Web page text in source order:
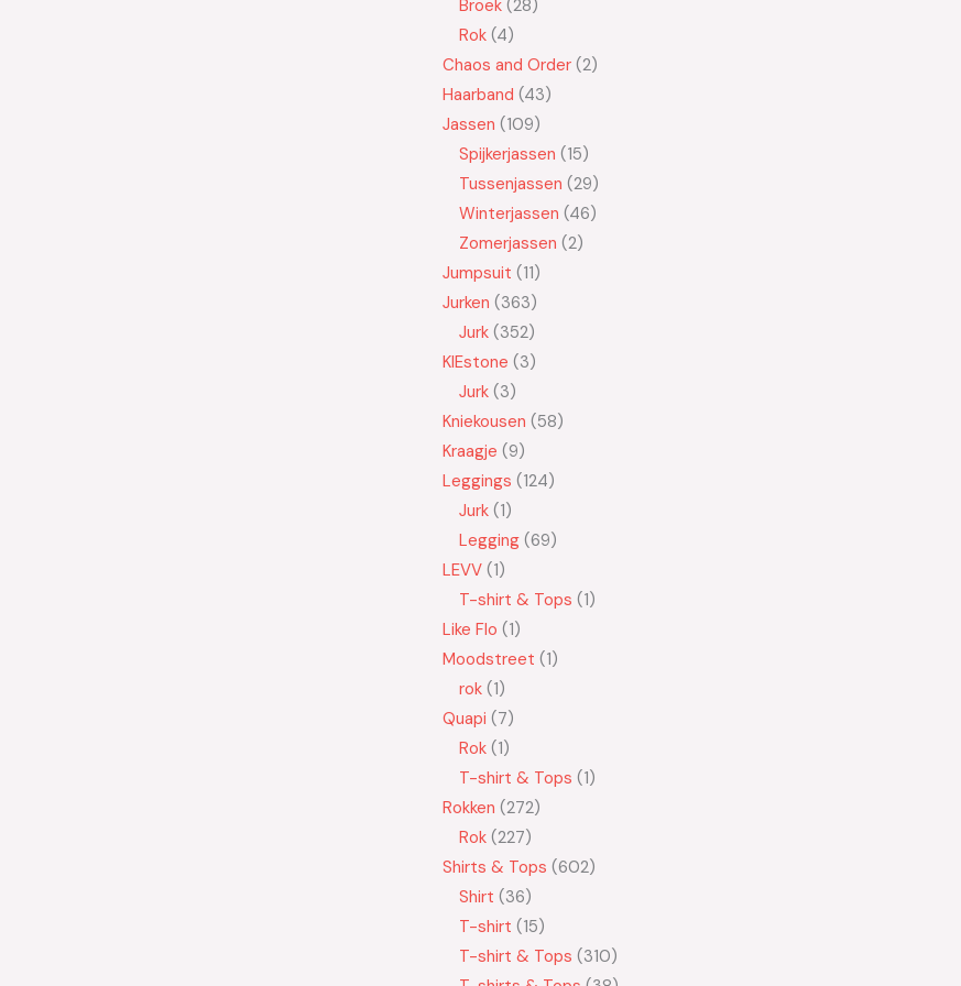
Broek 28
Rok 4
Chaos and Order 2
Haarband 43
Jassen 109
Spijkerjassen 15
Tussenjassen 29
Winterjassen 46
Zomerjassen 2
Jumpsuit 11
Jurken 363
Jurk 352
KIEstone 3
Jurk 3
Kniekousen 58
Kraagje 9
Leggings 124
Jurk 1
Legging 69
LEVV 1
T-shirt & Tops 1
Like Flo 1
Moodstreet 1
rok 1
Quapi 7
Rok 1
T-shirt & Tops 1
Rokken 272
Rok 227
Shirts & Tops 602
Shirt 36
T-shirt 15
T-shirt & Tops 310